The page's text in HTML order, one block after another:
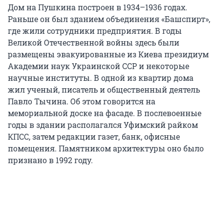
Дом на Пушкина построен в 1934–1936 годах.
Раньше он был зданием объединения «Башспирт»,
где жили сотрудники предприятия. В годы
Великой Отечественной войны здесь были
размещены эвакуированные из Киева президиум
Академии наук Украинской ССР и некоторые
научные институты. В одной из квартир дома
жил ученый, писатель и общественный деятель
Павло Тычина. Об этом говорится на
мемориальной доске на фасаде. В послевоенные
годы в здании располагался Уфимский райком
КПСС, затем редакции газет, банк, офисные
помещения. Памятником архитектуры оно было
признано в 1992 году.